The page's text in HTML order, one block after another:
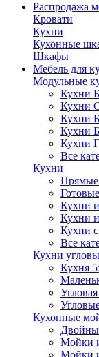
Распродажа
Кровати
Кухни
Кухонные
Шкафы
Мебель для
Модульные
Кухни
Кухни
Кухни
Кухни
Кухни
Все
Кухни
Прямые
Кухни
Кухни
Кухни
Все
Кухни
Кухня
Кухонные
Мойки
Мойки